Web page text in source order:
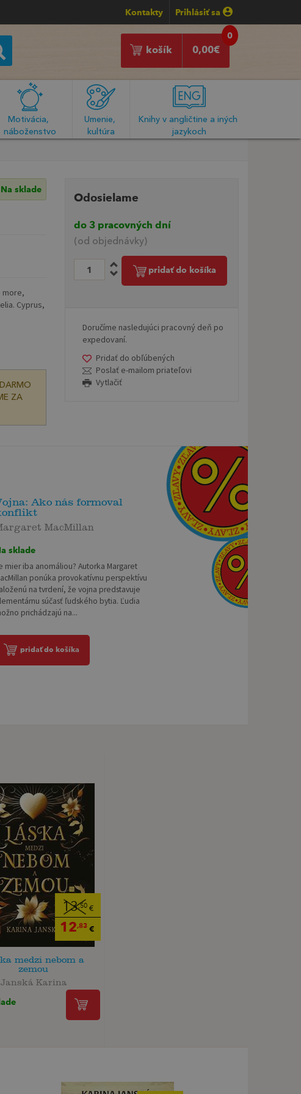
Kontakty Prihlásiť sa
0
0,00€
košík
Motivácia,
náboženstvo
Umenie,
kultúra
Knihy v angličtine a iných
jazykoch
Na sklade
more,
Cyprus,
ZA
Odosielame
do 3 pracovných dní
(od objednávky)
pridať do košíka
Doručíme nasledujúci pracovný deň po
expedovaní.
Pridať do obľúbených
Poslať e-mailom priateľovi
Vytlačiť
Ako nás formoval
MacMillan
sklade
mier iba anomáliou? Autorka Margaret
ponúka provokatívnu perspektívu
na tvrdení, že vojna predstavuje
súčasť ľudského bytia. Ľudia
prichádzajú na...
pridať do košíka
13,50 €
12,83 €
medzi nebom a
zemou
Janská Karina